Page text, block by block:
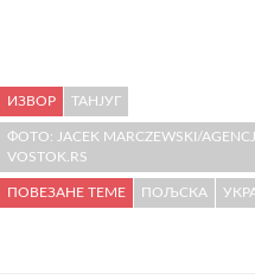
ИЗВОР ТАНЈУГ
ФОТО: JACEK MARCZEWSKI/
VOSTOK.RS
ПОВЕЗАНЕ ТЕМЕ ПОЉСКА